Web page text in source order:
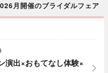
月開催のブライダルフェア
演出×おもてなし体験×